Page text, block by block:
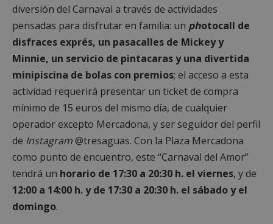
diversión del Carnaval a través de actividades
pensadas para disfrutar en familia: un photocall de
disfraces exprés, un pasacalles de Mickey y
Minnie, un servicio de pintacaras y una divertida
minipiscina de bolas con premios; el acceso a esta
actividad requerirá presentar un ticket de compra
mínimo de 15 euros del mismo día, de cualquier
operador excepto Mercadona, y ser seguidor del perfil
de Instagram@tresaguas. Con la Plaza Mercadona
como punto de encuentro, este “Carnaval del Amor”
tendrá un horario de 17:30 a 20:30 h. el viernes, y de
12:00 a 14:00 h. y de 17:30 a 20:30 h. el sábado y el
domingo.